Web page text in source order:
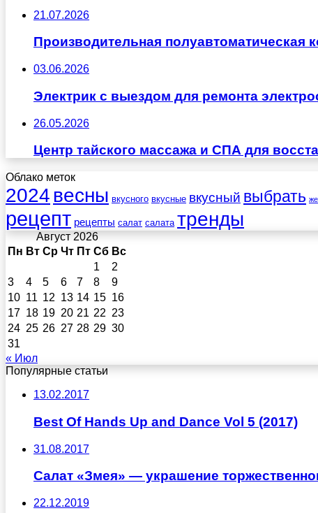
21.07.2026
Производительная
03.06.2026
Электрик с выездом для ремонта
26.05.2026
Центр тайского массажа и СПА для
Облако меток
2024 весны вкусного вкусные вкусный выбрать
рецепт рецепты салат салата тренды
Август 2026
Пн Вт Ср Чт Пт Сб Вс
1
2
3
4 5 6 7 8
9
10 11 12 13 14 15 16
17 18 19 20 21 22 23
24 25 26 27 28 29 30
31
« Июл
Популярные статьи
13.02.2017
Best Of Hands Up and Dance Vol 5 (2017)
31.08.2017
Салат «Змея» — украшение
22.12.2019